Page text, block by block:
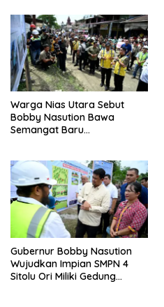
Warga Nias Utara Sebut
Bobby Nasution Bawa
Semangat Baru
Gubernur Bobby Nasution
Wujudkan Impian SMPN 4
Sitolu Ori Miliki Gedung